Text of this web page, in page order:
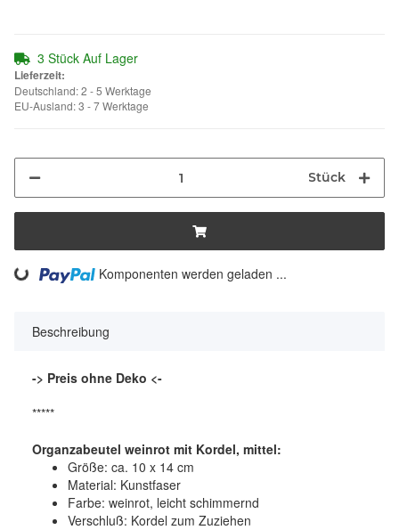
3 Stück Auf Lager
Lieferzeit:
Deutschland: 2 - 5 Werktage
EU-Ausland: 3 - 7 Werktage
Stück
Komponenten werden geladen ...
Beschreibung
-> Preis ohne Deko <-
*****
Organzabeutel weinrot mit Kordel, mittel:
Größe: ca. 10 x 14 cm
Material: Kunstfaser
Farbe: weinrot, leicht schimmernd
Verschluß: Kordel zum Zuziehen